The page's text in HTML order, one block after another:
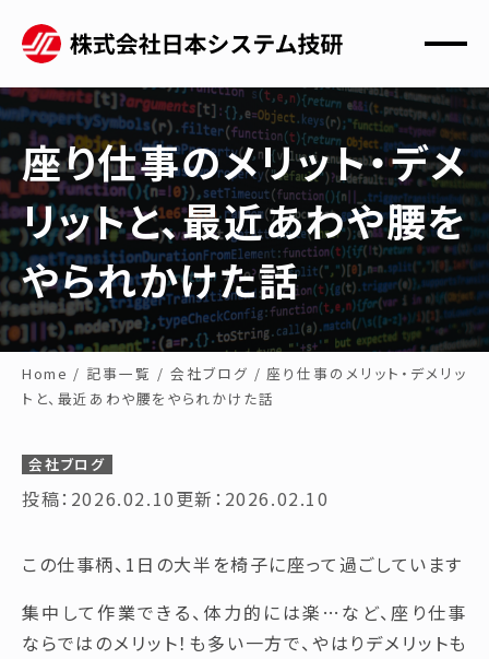
座り仕事のメリット・デメ
リットと、最近あわや腰を
やられかけた話
Home / 記事一覧 / 会社ブログ / 座り仕事のメリット・デメリッ
トと、最近あわや腰をやられかけた話
会社ブログ
投稿：2026.02.10更新：2026.02.10
この仕事柄、1日の大半を椅子に座って過ごしています
集中して作業できる、体力的には楽…など、座り仕事
ならではのメリット！も多い一方で、やはりデメリットも